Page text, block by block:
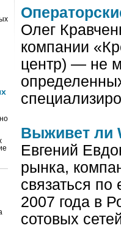
Олег
компании
центр) — не
Выживет ли
Евгений
рынка,
связаться
2007 года в
сотовых